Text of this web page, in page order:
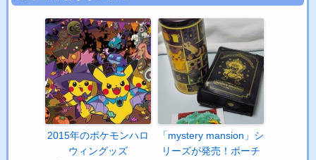
2015年のポケモンハロ
ウィングッズ
「mystery mansion」シ
リーズが発売！ポーチ